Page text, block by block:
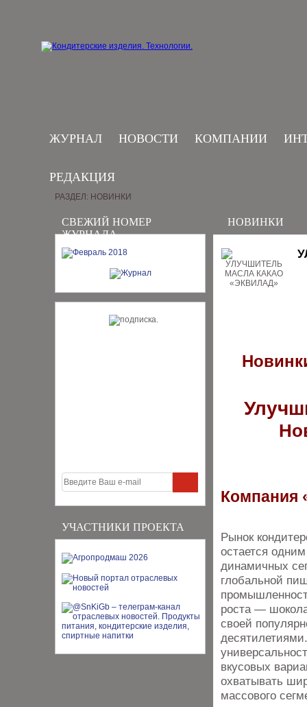
ЖУРНАЛ НОВОСТИ КОМПАНИИ
РЕДАКЦИЯ
СВЕЖИЙ НОМЕР
ЖУРНАЛА
УЧАСТНИКИ ПРОЕКТА
РАЗДЕЛ: НОВИНКИ
НОВИНКИ
Компания
Рынок
остается
динамичных
глобальной
роста —
своей
вкусовых
охватывать
массового